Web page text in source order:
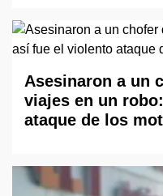
Asesinaron a un
viajes en un
ataque de los